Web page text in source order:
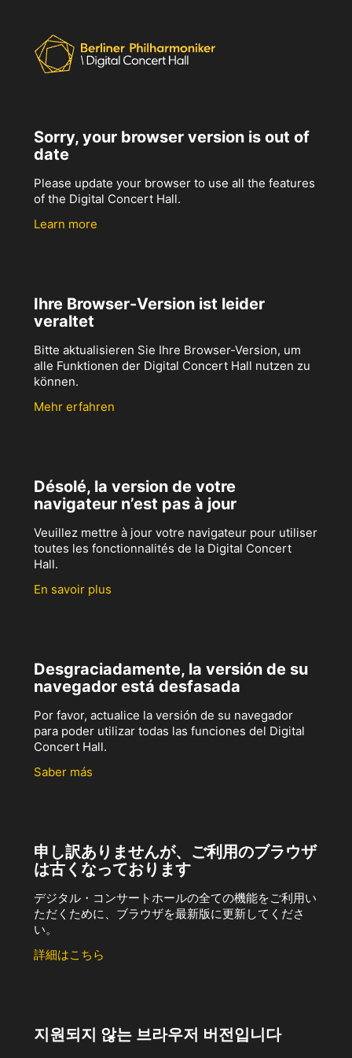
Sorry, your browser version is out of
date
Please update your browser to use all the features
of the Digital Concert Hall.
Learn more
Ihre Browser-Version ist leider
veraltet
Bitte aktualisieren Sie Ihre Browser-Version, um
alle Funktionen der Digital Concert Hall nutzen zu
können.
Mehr erfahren
Désolé, la version de votre
navigateur n’est pas à jour
Veuillez mettre à jour votre navigateur pour utiliser
toutes les fonctionnalités de la Digital Concert
Hall.
En savoir plus
Desgraciadamente, la versión de su
navegador está desfasada
Por favor, actualice la versión de su navegador
para poder utilizar todas las funciones del Digital
Concert Hall.
Saber más
申し訳ありませんが、ご利用のブラウザ
は古くなっております
デジタル・コンサートホールの全ての機能をご利用い
ただくために、ブラウザを最新版に更新してくださ
い。
詳細はこちら
지원되지 않는 브라우저 버전입니다